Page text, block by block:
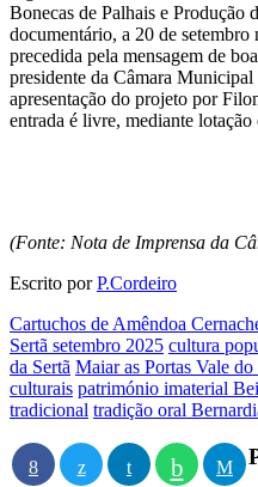
Bonecas de Palhais e Produção
documentário, a 20 de setembro
precedida pela mensagem de
presidente da Câmara Municipal
apresentação do projeto por
entrada é livre, mediante lotação
(Fonte: Nota de Imprensa da
Escrito porP.Cordeiro
Cartuchos de Amêndoa
Sertã setembro 2025 cultura
da Sertã Maiar as Portas Vale
culturais património imaterial
tradicional tradição oral